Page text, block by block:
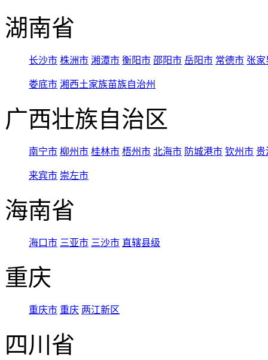
湖南省
长沙市 株洲市 湘潭市 衡阳市 邵阳市 岳阳市 常德市 张家
娄底市 湘西土家族苗族自治州
广西壮族自治区
南宁市 柳州市 桂林市 梧州市 北海市 防城港市 钦州市 贵
来宾市 崇左市
海南省
海口市 三亚市 三沙市 直辖县级
重庆
重庆市 重庆 两江新区
四川省